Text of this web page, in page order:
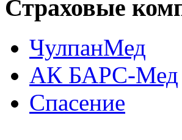
Страховые
ЧулпанМед
АК БАРС-Мед
Спасение